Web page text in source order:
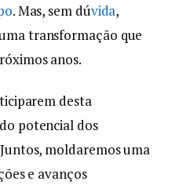
. Mas, sem dúvida,
transformação que
anos.
desta
potencial dos
moldaremos uma
e avanços